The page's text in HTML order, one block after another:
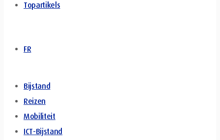
Topartikels
FR
Bijstand
Reizen
Mobiliteit
ICT-Bijstand